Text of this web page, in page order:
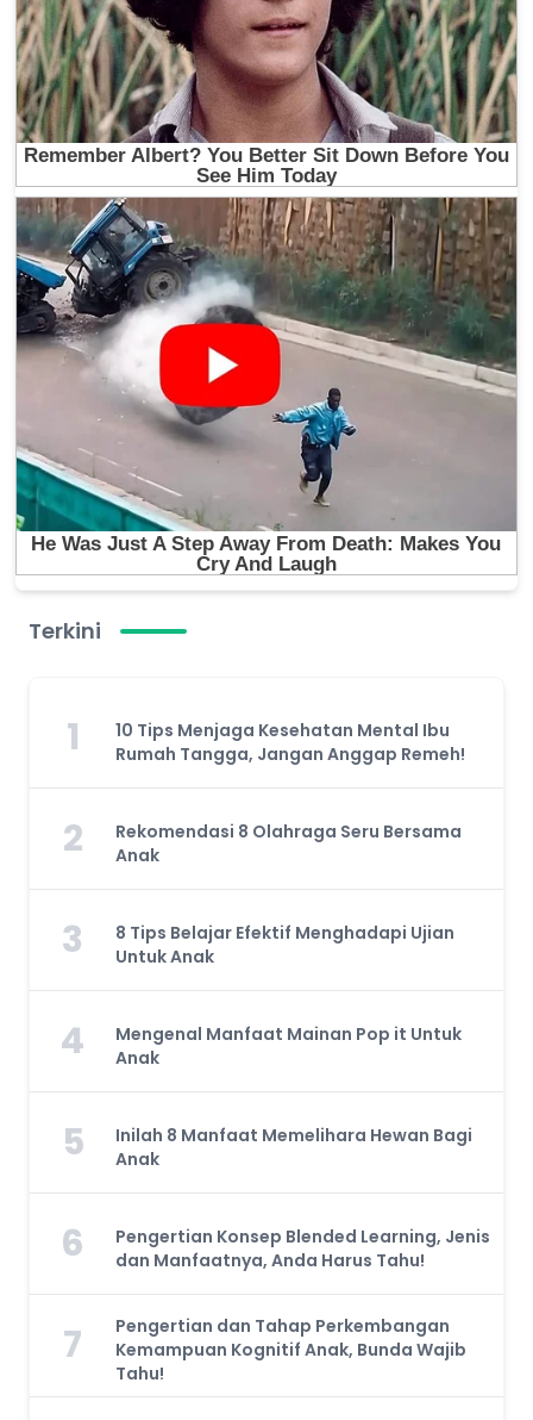
Terkini
1
10 Tips Menjaga Kesehatan Mental Ibu
Rumah Tangga, Jangan Anggap Remeh!
2
Rekomendasi 8 Olahraga Seru Bersama
Anak
3
8 Tips Belajar Efektif Menghadapi Ujian
Untuk Anak
4
Mengenal Manfaat Mainan Pop it Untuk
Anak
5
Inilah 8 Manfaat Memelihara Hewan Bagi
Anak
6
Pengertian Konsep Blended Learning, Jenis
dan Manfaatnya, Anda Harus Tahu!
7
Pengertian dan Tahap Perkembangan
Kemampuan Kognitif Anak, Bunda Wajib
Tahu!